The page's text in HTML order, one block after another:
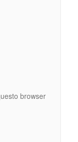
browser